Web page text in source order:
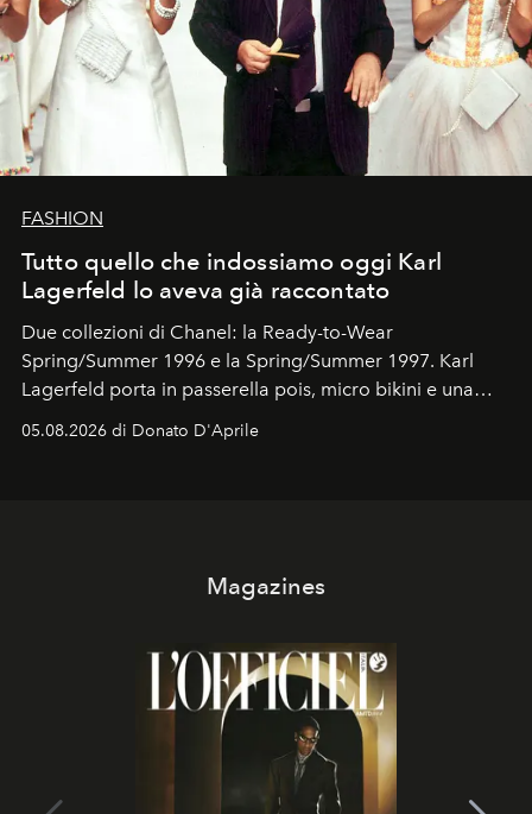
FASHION
Tutto quello che indossiamo oggi Karl
Lagerfeld lo aveva già raccontato
Due collezioni di Chanel: la Ready-to-Wear
Spring/Summer 1996 e la Spring/Summer 1997. Karl
Lagerfeld porta in passerella pois, micro bikini e una
logomania pensata per la spiaggia
Kate, Claudia e Carla una dietro l'altra. Trent'anni dopo,
05.08.2026 di Donato D'Aprile
Magazines